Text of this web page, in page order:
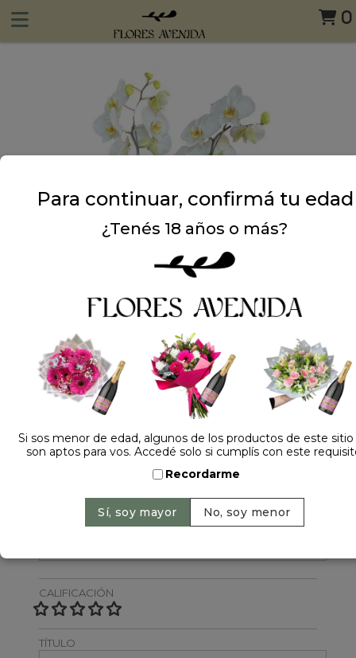
0
Dejá tu opinión
NOMBRE
CALIFICACIÓN
TÍTULO
Para continuar, confirmá tu edad
¿Tenés 18 años o más?
Si sos menor de edad, algunos de los productos de este
son aptos para vos. Accedé solo si cumplís con este
Recordarme